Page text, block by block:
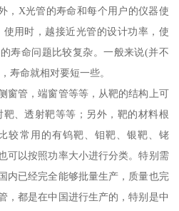
，X光管的寿命和每个用户的仪器使
用时，越接近光管的设计功率，使
寿命问题比较复杂。一般来说(并不
寿命就相对要短一些。
窗管，端窗管等等，从靶的结构上可
、透射靶等等；另外，靶的材料根
较常用的有钨靶、钼靶、银靶、铑
可以按照功率大小进行分类。特别需
内已经完全能够批量生产，质量也完
，都是在中国进行生产的，特别是中